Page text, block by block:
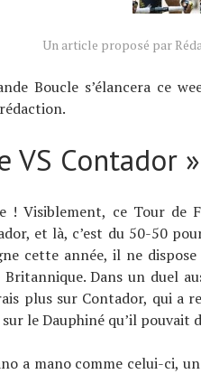
Un article proposé par
Boucle s’élancera ce
VS Contador
! Visiblement, ce Tour de
et là, c’est du 50-50
cette année, il ne
Britannique. Dans un duel
plus sur Contador, qui a
le Dauphiné qu’il pouvait
a mano comme celui-ci,